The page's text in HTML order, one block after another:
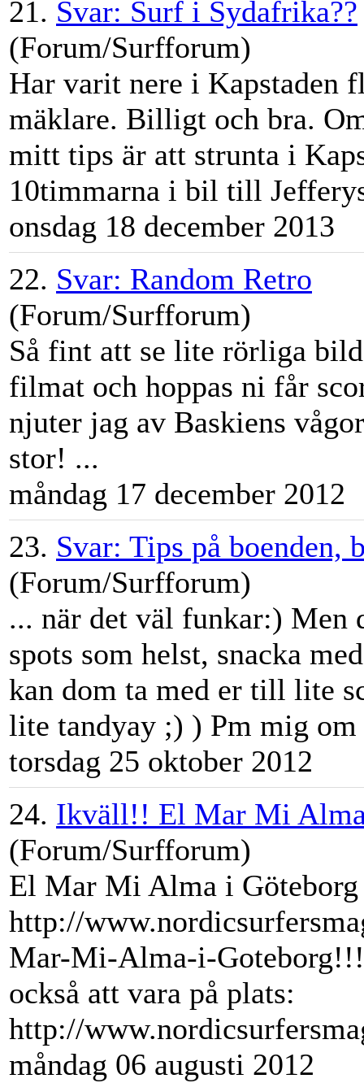
21. Svar: Surf i Sydafrika??
(Forum/Surfforum)
Har varit nere i Kapstaden
mäklare. Billigt och bra.
mitt tips är att strunta i
10timmarna i bil till Jeff
onsdag 18 december 2013
22. Svar: Random Retro
(Forum/Surfforum)
Så fint att se lite rörliga
filmat och hoppas ni får
njuter jag av Baskiens
stor! ...
måndag 17 december 2012
23. Svar: Tips på boenden,
(Forum/Surfforum)
... när det väl funkar:) Men
spots som helst, snacka
kan dom ta med er till lite
lite tandyay ;) ) Pm mig om
torsdag 25 oktober 2012
24. Ikväll!! El Mar Mi
(Forum/Surfforum)
El Mar Mi Alma i
http://
Mar-Mi-Alma-i-
också att vara på plats:
http://
måndag 06 augusti 2012